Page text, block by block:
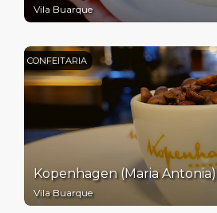
Vila Buarque
CONFEITARIA
Kopenhagen (Maria Antonia)
Vila Buarque